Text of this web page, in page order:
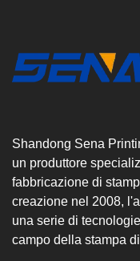
Shandong Sena
un produttore
fabbricazione di
creazione nel 2008,
una serie di
campo della stampa